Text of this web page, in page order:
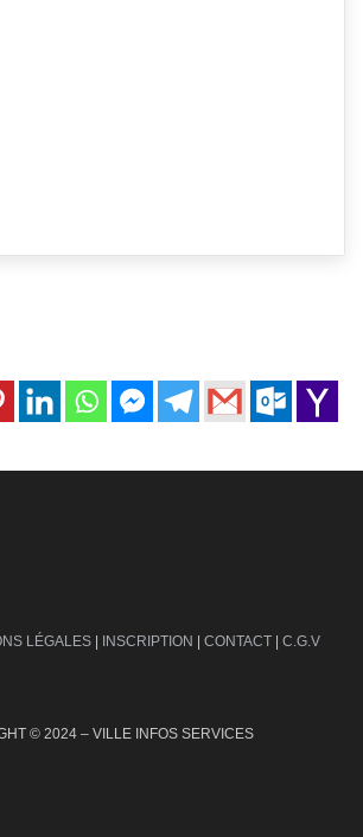
LÉGALES | INSCRIPTION | CONTACT | C.G.V
© 2024 – VILLE INFOS SERVICES